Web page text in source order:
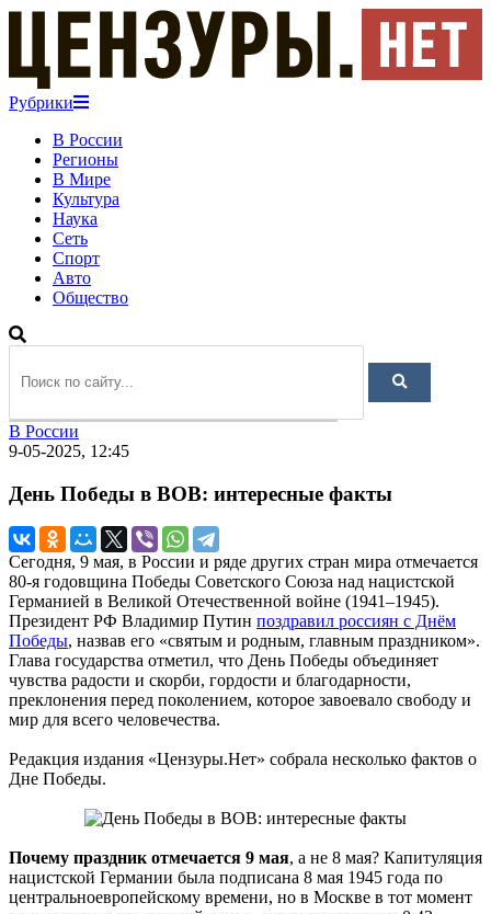
Рубрики
В России
Регионы
В Мире
Культура
Наука
Сеть
Спорт
Авто
Общество
В России
9-05-2025, 12:45
День Победы в ВОВ: интересные факты
Сегодня, 9 мая, в России и ряде других стран мира отмечается
80-я годовщина Победы Советского Союза над нацистской
Германией в Великой Отечественной войне (1941–1945).
Президент РФ Владимир Путин поздравил россиян с Днём
Победы, назвав его «святым и родным, главным праздником».
Глава государства отметил, что День Победы объединяет
чувства радости и скорби, гордости и благодарности,
преклонения перед поколением, которое завоевало свободу и
мир для всего человечества.
Редакция издания «Цензуры.Нет» собрала несколько фактов о
Дне Победы.
Почему праздник отмечается 9 мая, а не 8 мая? Капитуляция
нацистской Германии была подписана 8 мая 1945 года по
центральноевропейскому времени, но в Москве в тот момент